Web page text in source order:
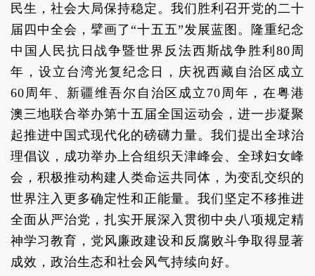
民生，社会大局保持稳定。我们胜利召开党的二十
届四中全会，擘画了“十五五”发展蓝图。隆重纪念
中国人民抗日战争暨世界反法西斯战争胜利80周
年，设立台湾光复纪念日，庆祝西藏自治区成立
60周年、新疆维吾尔自治区成立70周年，在粤港
澳三地联合举办第十五届全国运动会，进一步凝聚
起推进中国式现代化的磅礴力量。我们提出全球治
理倡议，成功举办上合组织天津峰会、全球妇女峰
会，积极推动构建人类命运共同体，为变乱交织的
世界注入更多确定性和正能量。我们坚定不移推进
全面从严治党，扎实开展深入贯彻中央八项规定精
神学习教育，党风廉政建设和反腐败斗争取得显著
成效，政治生态和社会风气持续向好。